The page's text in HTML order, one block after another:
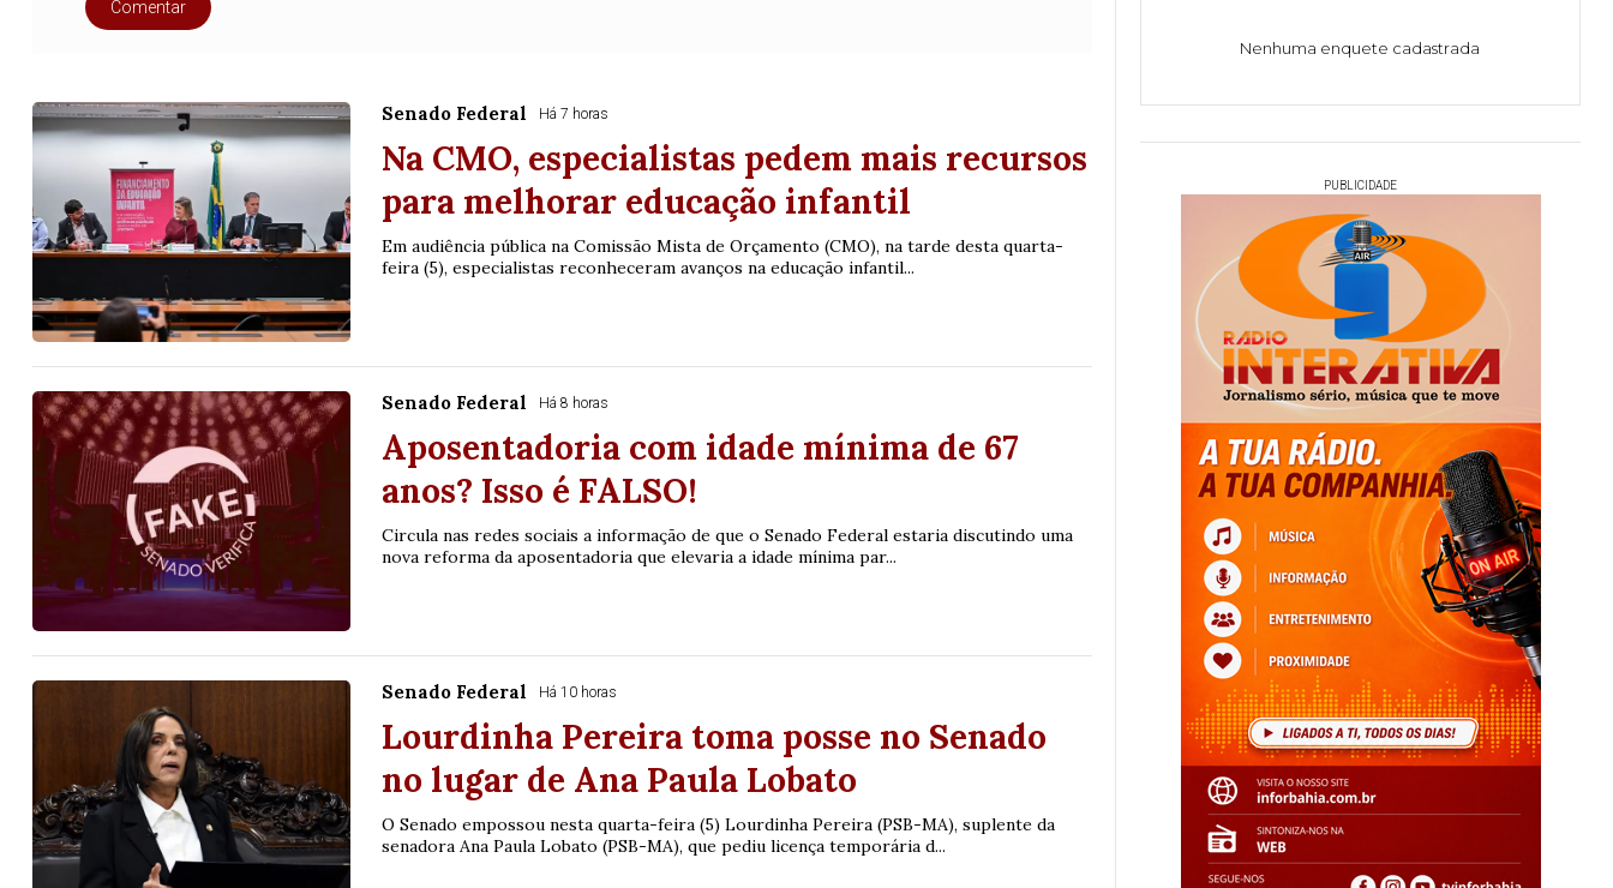
Comentar
Senado Federal Há 7 horas
Na CMO, especialistas pedem mais recursos
para melhorar educação infantil
Em audiência pública na Comissão Mista de Orçamento (CMO), na tarde desta quarta-
feira (5), especialistas reconheceram avanços na educação infantil...
Senado Federal Há 8 horas
Aposentadoria com idade mínima de 67
anos? Isso é FALSO!
Circula nas redes sociais a informação de que o Senado Federal estaria discutindo uma
nova reforma da aposentadoria que elevaria a idade mínima par...
Senado Federal Há 10 horas
Lourdinha Pereira toma posse no Senado
no lugar de Ana Paula Lobato
O Senado empossou nesta quarta-feira (5) Lourdinha Pereira (PSB-MA), suplente da
senadora Ana Paula Lobato (PSB-MA), que pediu licença temporária d...
Nenhuma enquete cadastrada
PUBLICIDADE